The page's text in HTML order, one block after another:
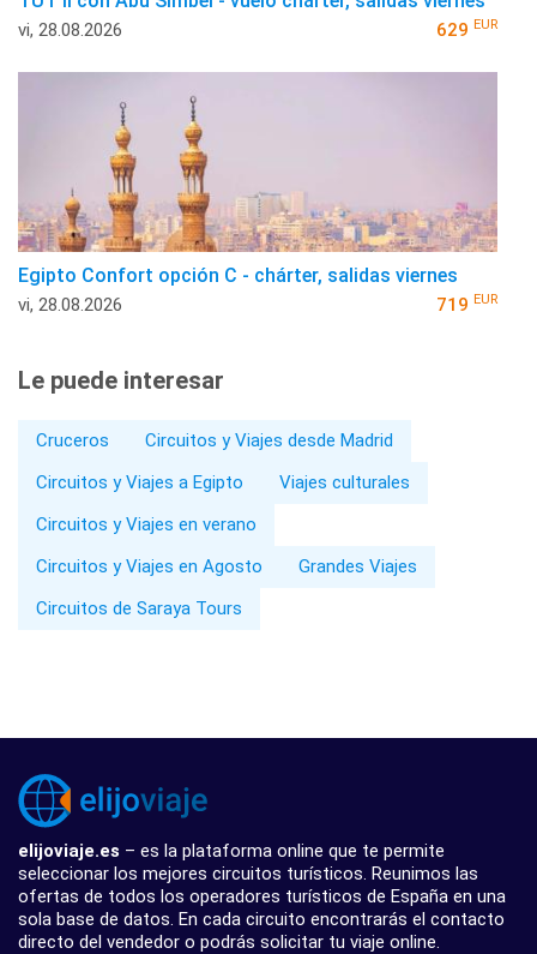
vi, 28.08.2026 629 EUR
Egipto Confort opción C - chárter, salidas viernes
vi, 28.08.2026 719 EUR
Le puede interesar
Cruceros
Circuitos y Viajes desde Madrid
Circuitos y Viajes a Egipto
Viajes culturales
Circuitos y Viajes en verano
Circuitos y Viajes en Agosto
Grandes Viajes
Circuitos de Saraya Tours
elijoviaje.es – es la plataforma online que te permite
seleccionar los mejores circuitos turísticos. Reunimos las
ofertas de todos los operadores turísticos de España en una
sola base de datos. En cada circuito encontrarás el contacto
directo del vendedor o podrás solicitar tu viaje online.